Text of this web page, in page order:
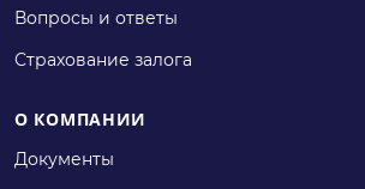
Вопросы и ответы
Страхование залога
О КОМПАНИИ
Документы